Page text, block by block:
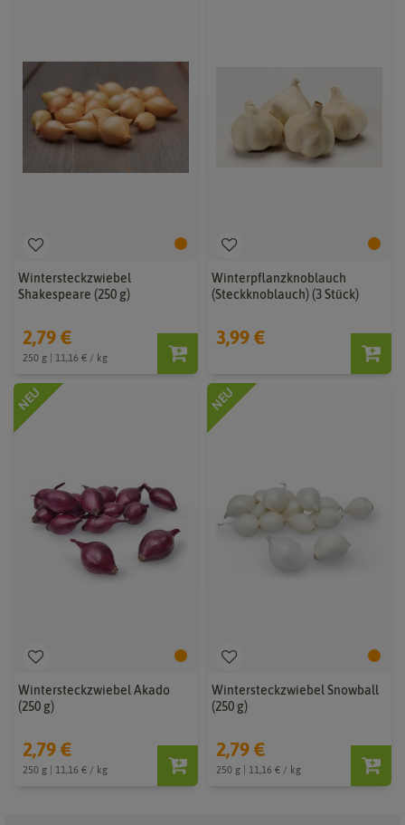
Wintersteckzwiebel
Shakespeare (250 g)
2,79 €
250 g | 11,16 € / kg
Winterpflanzknoblauch
(Steckknoblauch) (3 Stück)
3,99 €
NEU
Wintersteckzwiebel Akado
(250 g)
2,79 €
250 g | 11,16 € / kg
NEU
Wintersteckzwiebel Snowball
(250 g)
2,79 €
250 g | 11,16 € / kg